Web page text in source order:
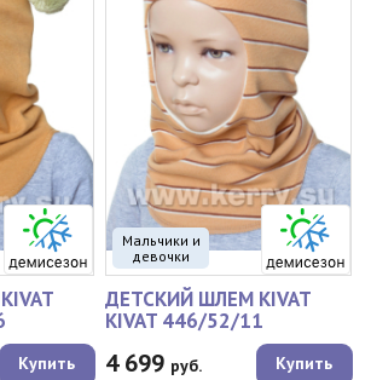
Купить
Мальчики и
девочки
ДЕТСКИЙ ШЛЕМ KIVAT
KIVAT 446/52/11
4 699 руб. Купить